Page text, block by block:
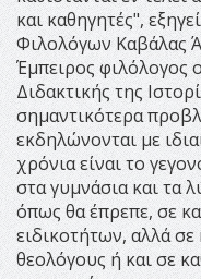
και καθηγητές",
Φιλολόγων Καβάλας
Έμπειρος φιλόλογος
Διδακτικής της
σημαντικότερα
εκδηλώνονται με
χρόνια είναι το
στα γυμνάσια και τα
όπως θα έπρεπε, σε
ειδικοτήτων, αλλά
θεολόγους ή και σε